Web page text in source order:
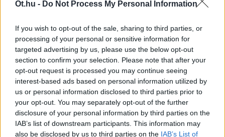
Öt.hu - Do Not Process My Personal Information
If you wish to opt-out of the sale, sharing to third parties, or
processing of your personal or sensitive information for
targeted advertising by us, please use the below opt-out
section to confirm your selection. Please note that after your
opt-out request is processed you may continue seeing
interest-based ads based on personal information utilized by
us or personal information disclosed to third parties prior to
your opt-out. You may separately opt-out of the further
disclosure of your personal information by third parties on the
IAB’s list of downstream participants. This information may
also be disclosed by us to third parties on the IAB’s List of
élet celeb TV2 szórakoztatóipar
kereskedelmi televízió kereskedelmi